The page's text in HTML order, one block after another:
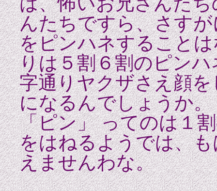
んたちですら、さす
をピンハネすること
りは５割６割のピン
字通りヤクザさえ顔
になるんでしょうか
「ピン」 ってのは１
をはねるようでは、
えませんわな。